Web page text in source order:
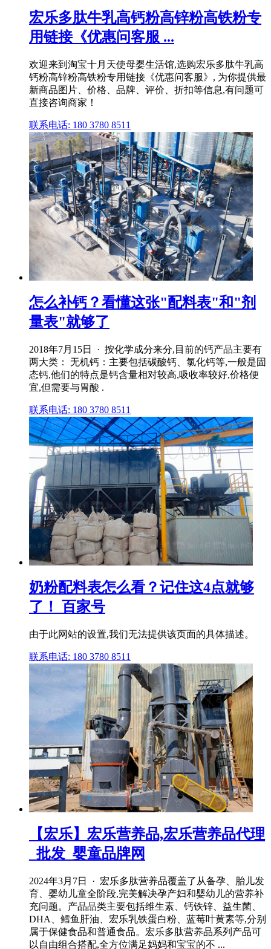
宏乐多肽牛乳高钙粉高锌粉高铁粉专
用链接《优惠问客服 ...
欢迎来到淘宝十月天使母婴生活馆,选购宏乐多肽牛乳高
钙粉高锌粉高铁粉专用链接《优惠问客服》, 为你提供最
新商品图片、价格、品牌、评价、折扣等信息,有问题可
直接咨询商家！
联系电话: 180 3780 8511
怎么补钙？看懂这张"配料表"和"剂
量表"就够了
2018年7月15日 · 按化学成分来分,目前的钙产品主要有
两大类： 无机钙：主要包括碳酸钙、氯化钙等,一般是固
态钙,他们的特点是钙含量相对较高,吸收率较好,价格便
宜,但需要与胃酸 .
联系电话: 180 3780 8511
奶粉配料表怎么看？记住这4点就够
了！ 百家号
由于此网站的设置,我们无法提供该页面的具体描述。
联系电话: 180 3780 8511
【宏乐】宏乐营养品,宏乐营养品代理
_批发_婴童品牌网
2024年3月7日 · 宏乐多肽营养品覆盖了从备孕、胎儿发
育、婴幼儿童全阶段,完美解决孕产妇和婴幼儿的营养补
充问题。产品品类主要包括维生素、钙铁锌、益生菌、
DHA、鳕鱼肝油、宏乐乳铁蛋白粉、蓝莓叶黄素等,分别
属于保健食品和普通食品。宏乐多肽营养品系列产品可
以自由组合搭配,全方位满足妈妈和宝宝的不 ...